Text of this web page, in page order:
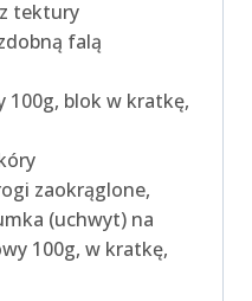
tektury
falą
100g, blok w kratkę,
zaokrąglone,
(uchwyt) na
100g, w kratkę,